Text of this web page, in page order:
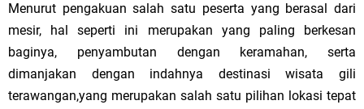
Menurut pengakuan salah satu peserta yang berasal dari
mesir, hal seperti ini merupakan yang paling berkesan
baginya, penyambutan dengan keramahan, serta
dimanjakan dengan indahnya destinasi wisata gili
terawangan,yang merupakan salah satu pilihan lokasi tepat